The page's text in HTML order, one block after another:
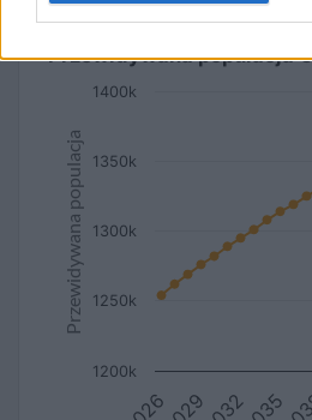
Przewidywana populacja
Przewidywana populacja
1200k
1250k
1300k
1350k
1400k